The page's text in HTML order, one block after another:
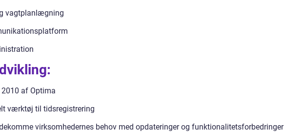
vagtplanlægning
af Optima
værktøj til tidsregistrering
virksomhedernes behov med opdateringer og funktionalitetsforbedringer